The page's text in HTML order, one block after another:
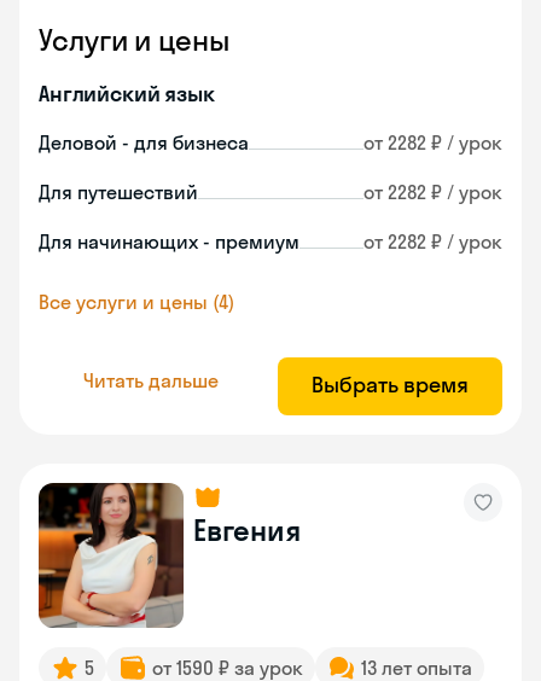
Услуги и цены
Английский язык
Деловой - для бизнеса от 2282 ₽ / урок
Для путешествий от 2282 ₽ / урок
Для начинающих - премиум от 2282 ₽ / урок
Все услуги и цены (4)
Читать дальше Выбрать время
Евгения
5 от 1590 ₽ за урок
13 лет опыта